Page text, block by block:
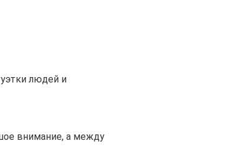
людей и
внимание, а между